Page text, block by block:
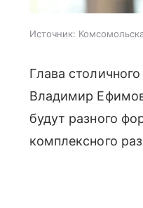
Источник:
Глава
Владимир Ефимов
будут разного
комплексного